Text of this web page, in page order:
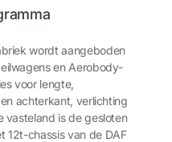
wordt aangeboden
en Aerobody-
voor lengte,
achterkant, verlichting
vasteland is de gesloten
12t-chassis van de DAF